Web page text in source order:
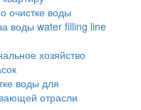
очистке воды
воды water filling line
хозяйство
воды для
отрасли